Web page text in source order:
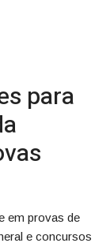
para
em provas de
e concursos